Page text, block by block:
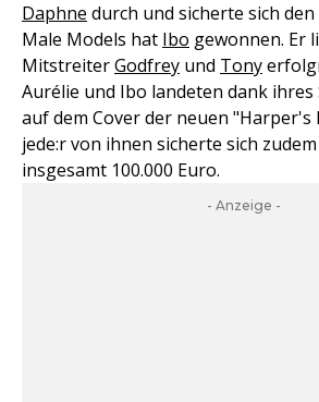
Daphne durch und sicherte sich
Male Models hat Ibo gewonnen. Er
MitstreiterGodfrey und Tony
Aurélie und Ibo landeten dank
auf dem Cover der neuen "Harper's
jede:r von ihnen sicherte sich
insgesamt 100.000 Euro.
- Anzeige -